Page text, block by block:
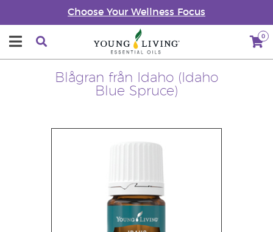
Choose Your Wellness Focus
0
Blågran från Idaho (Idaho
Blue Spruce)